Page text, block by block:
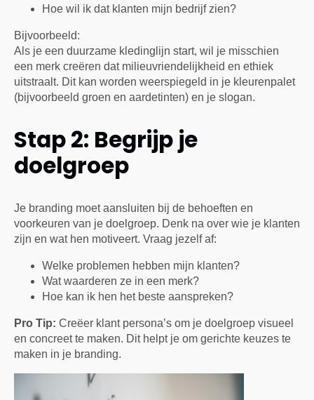
Hoe wil ik dat klanten mijn bedrijf zien?
Bijvoorbeeld:
Als je een duurzame kledinglijn start, wil je misschien
een merk creëren dat milieuvriendelijkheid en ethiek
uitstraalt. Dit kan worden weerspiegeld in je kleurenpalet
(bijvoorbeeld groen en aardetinten) en je slogan.
Stap 2: Begrijp je
doelgroep
Je branding moet aansluiten bij de behoeften en
voorkeuren van je doelgroep. Denk na over wie je klanten
zijn en wat hen motiveert. Vraag jezelf af:
Welke problemen hebben mijn klanten?
Wat waarderen ze in een merk?
Hoe kan ik hen het beste aanspreken?
Pro Tip: Creëer klant persona’s om je doelgroep visueel
en concreet te maken. Dit helpt je om gerichte keuzes te
maken in je branding.